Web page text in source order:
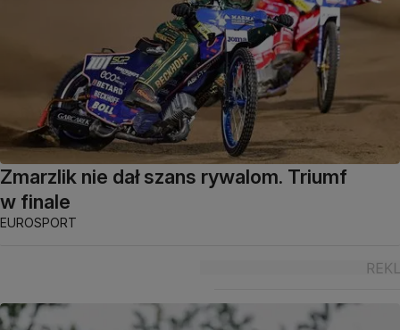
Zmarzlik nie dał szans rywalom. Triumf
w finale
EUROSPORT